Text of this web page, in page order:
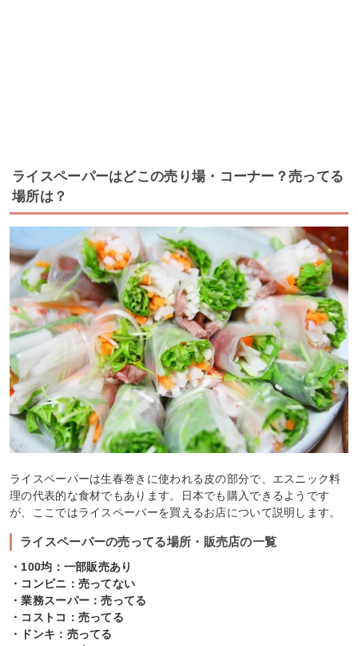
ライスペーパーはどこの売り場・コーナー？売ってる
場所は？
ライスペーパーは生春巻きに使われる皮の部分で、エスニック料
理の代表的な食材でもあります。日本でも購入できるようです
が、ここではライスペーパーを買えるお店について説明します。
ライスペーパーの売ってる場所・販売店の一覧
・100均：一部販売あり
・コンビニ：売ってない
・業務スーパー：売ってる
・コストコ：売ってる
・ドンキ：売ってる